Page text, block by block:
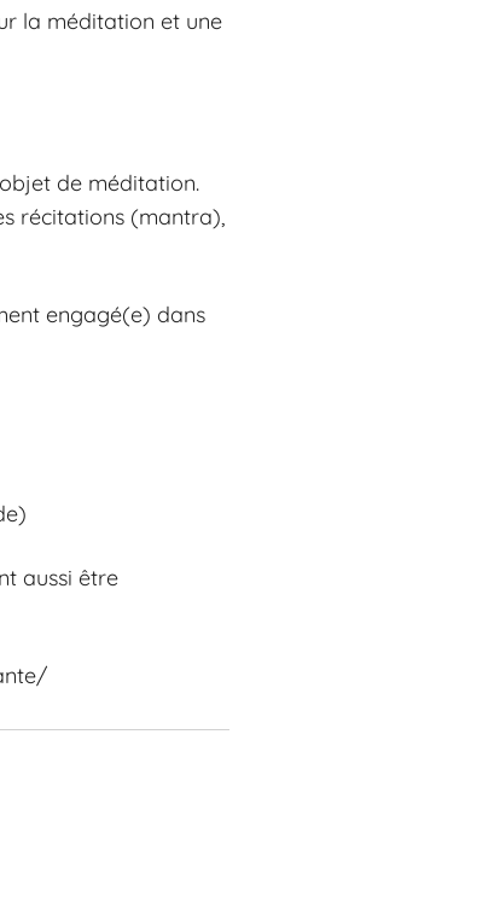
la méditation et une
de méditation.
récitations (mantra),
engagé(e) dans
aussi être